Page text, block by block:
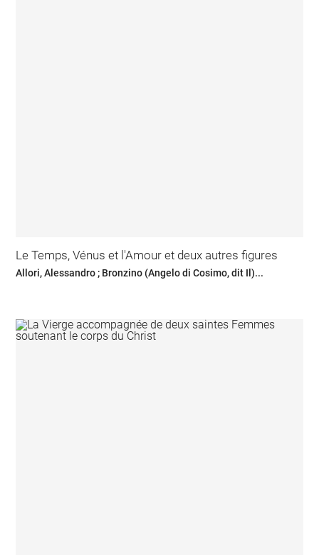
Le Temps, Vénus et l'Amour et deux autres figures
Allori, Alessandro ; Bronzino (Angelo di Cosimo, dit Il)...